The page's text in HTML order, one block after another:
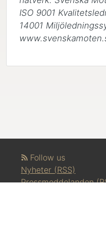
ISO 9001
14001
Follow us
Nyheter (RSS)
Pressmeddelanden